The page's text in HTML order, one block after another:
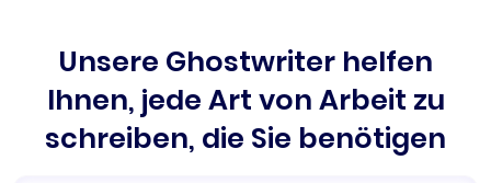
Unsere Ghostwriter helfen
Ihnen, jede Art von Arbeit zu
schreiben, die Sie benötigen